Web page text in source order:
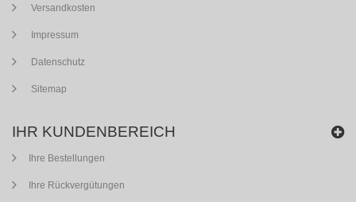
Versandkosten
Impressum
Datenschutz
Sitemap
IHR KUNDENBEREICH
Ihre Bestellungen
Ihre Rückvergütungen